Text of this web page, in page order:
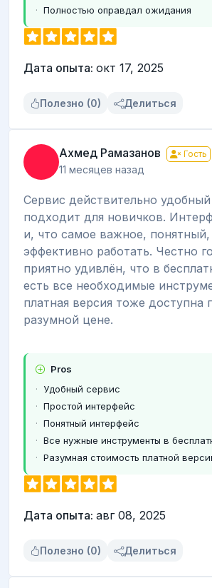
Полностью оправдал ожидания
Дата опыта: окт 17, 2025
Полезно (0) Делиться
Ахмед Рамазанов Гость
11 месяцев назад
Сервис действительно
подходит для новичков.
и, что самое важное, понятный,
эффективно работать. Честно
приятно удивлён, что в
есть все необходимые
платная версия тоже доступна
разумной цене.
Pros
Удобный сервис
Простой интерфейс
Понятный интерфейс
Все нужные инструменты в
Разумная стоимость платной
Дата опыта: авг 08, 2025
Полезно (0) Делиться